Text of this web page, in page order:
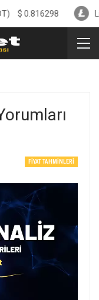
FIYAT TAHMINLERI
Litecoin